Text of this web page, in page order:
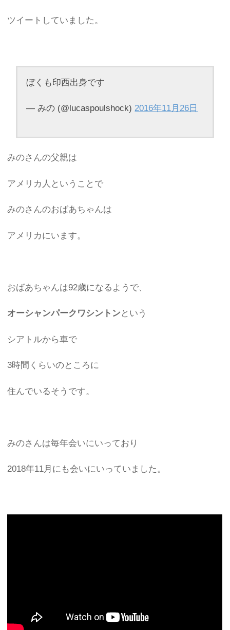
ツイートしていました。
ぼくも印西出身です
— みの (@lucaspoulshock) 2016年11月26日
みのさんの父親は
アメリカ人ということで
みのさんのおばあちゃんは
アメリカにいます。
おばあちゃんは92歳になるようで、
オーシャンパークワシントンという
シアトルから車で
3時間くらいのところに
住んでいるそうです。
みのさんは毎年会いにいっており
2018年11月にも会いにいっていました。